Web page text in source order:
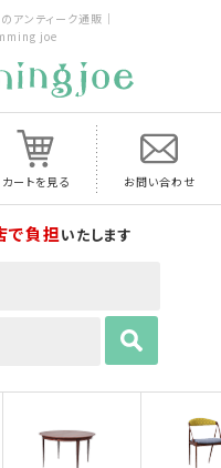
アンティーク通販｜
joe
カートを見る お問い合わせ
で負担いたします